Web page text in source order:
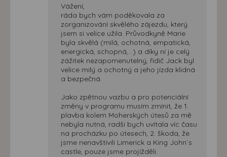
Vážení,
ráda bych vám poděkovala za
zorganizování skvělého zájezdu, který
jsem si velice užila. Průvodkyně Marie
byla skvělá (milá, ochotná, empatická,
energická, schopná,...) a díky ní je celý
zážitek nezapomenutelný, řidič Jack byl
velice milý a ochotný a jeho jízda klidná
a bezpečná.
Jako zpětnou vazbu a pro potenciální
změny v programu musím zmínit, že 1.
plavba kolem Moherských útesů za mě
nebyla nutná, radši bych uvítala víc času
na procházku po útesech, 2. škoda, že
jsme nenavštívili Limerick a King John´s
castle, pouze jsme projížděli.